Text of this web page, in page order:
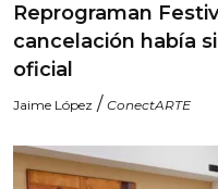
Reprograman
cancelación había
oficial
Jaime López / ConectARTE